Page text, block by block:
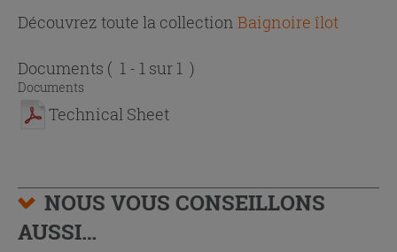
Découvrez toute la collection Baignoire îlot
Documents ( 1 - 1 sur 1 )
Documents
Technical Sheet
NOUS VOUS CONSEILLONS
AUSSI…